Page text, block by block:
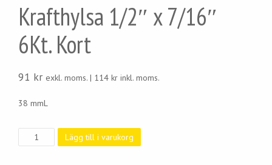
Krafthylsa 1/2″ x 7/16″
6Kt. Kort
91 kr exkl. moms. | 114 kr inkl. moms.
38 mmL
Krafthylsa
1/2"
Lägg till i varukorg